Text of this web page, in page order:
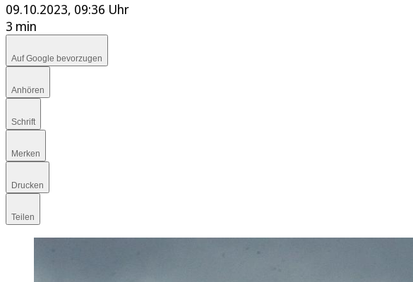
09.10.2023, 09:36 Uhr
3 min
Auf Google bevorzugen
Anhören
Schrift
Merken
Drucken
Teilen